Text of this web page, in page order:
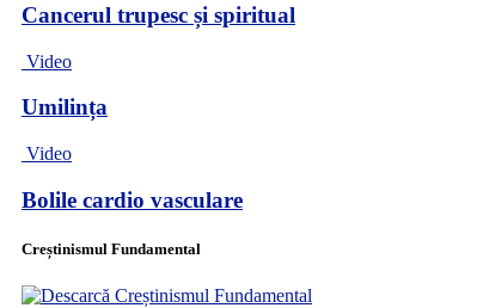
Cancerul trupesc și spiritual
Video
Umilința
Video
Bolile cardio vasculare
Creștinismul Fundamental